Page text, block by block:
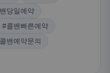
당일예약
#콜밴빠른예약
밴예약문의